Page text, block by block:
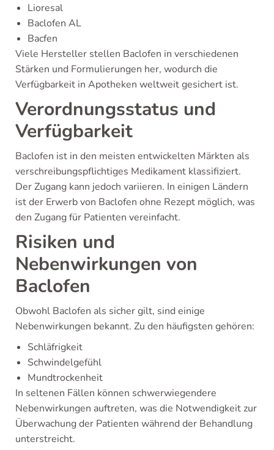
Lioresal
Baclofen AL
Bacfen
Viele Hersteller stellen Baclofen in verschiedenen
Stärken und Formulierungen her, wodurch die
Verfügbarkeit in Apotheken weltweit gesichert ist.
Verordnungsstatus und
Verfügbarkeit
Baclofen ist in den meisten entwickelten Märkten als
verschreibungspflichtiges Medikament klassifiziert.
Der Zugang kann jedoch variieren. In einigen Ländern
ist der Erwerb von Baclofen ohne Rezept möglich, was
den Zugang für Patienten vereinfacht.
Risiken und
Nebenwirkungen von
Baclofen
Obwohl Baclofen als sicher gilt, sind einige
Nebenwirkungen bekannt. Zu den häufigsten gehören:
Schläfrigkeit
Schwindelgefühl
Mundtrockenheit
In seltenen Fällen können schwerwiegendere
Nebenwirkungen auftreten, was die Notwendigkeit zur
Überwachung der Patienten während der Behandlung
unterstreicht.